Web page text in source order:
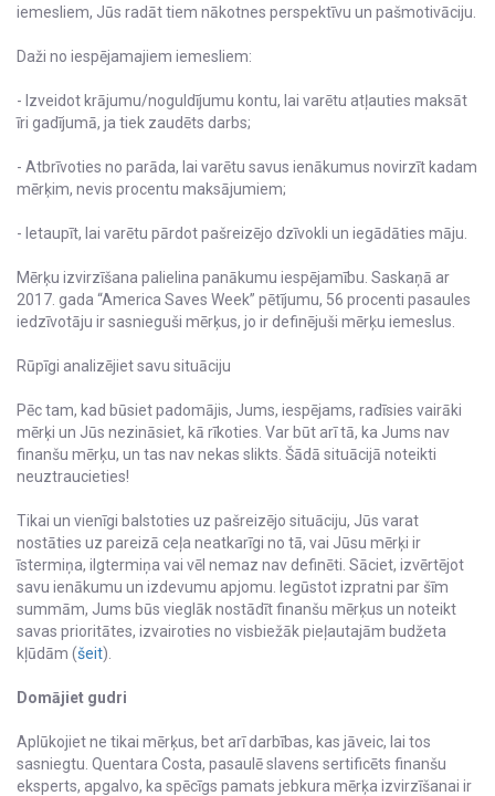
iemesliem, Jūs radāt tiem nākotnes perspektīvu un pašmotivāciju.
Daži no iespējamajiem iemesliem:
- Izveidot krājumu/noguldījumu kontu, lai varētu atļauties maksāt
īri gadījumā, ja tiek zaudēts darbs;
- Atbrīvoties no parāda, lai varētu savus ienākumus novirzīt kadam
mērķim, nevis procentu maksājumiem;
- Ietaupīt, lai varētu pārdot pašreizējo dzīvokli un iegādāties māju.
Mērķu izvirzīšana palielina panākumu iespējamību. Saskaņā ar
2017. gada “America Saves Week” pētījumu, 56 procenti pasaules
iedzīvotāju ir sasnieguši mērķus, jo ir definējuši mērķu iemeslus.
Rūpīgi analizējiet savu situāciju
Pēc tam, kad būsiet padomājis, Jums, iespējams, radīsies vairāki
mērķi un Jūs nezināsiet, kā rīkoties. Var būt arī tā, ka Jums nav
finanšu mērķu, un tas nav nekas slikts. Šādā situācijā noteikti
neuztraucieties!
Tikai un vienīgi balstoties uz pašreizējo situāciju, Jūs varat
nostāties uz pareizā ceļa neatkarīgi no tā, vai Jūsu mērķi ir
īstermiņa, ilgtermiņa vai vēl nemaz nav definēti. Sāciet, izvērtējot
savu ienākumu un izdevumu apjomu. Iegūstot izpratni par šīm
summām, Jums būs vieglāk nostādīt finanšu mērķus un noteikt
savas prioritātes, izvairoties no visbiežāk pieļautajām budžeta
kļūdām (šeit).
Domājiet gudri
Aplūkojiet ne tikai mērķus, bet arī darbības, kas jāveic, lai tos
sasniegtu. Quentara Costa, pasaulē slavens sertificēts finanšu
eksperts, apgalvo, ka spēcīgs pamats jebkura mērķa izvirzīšanai ir